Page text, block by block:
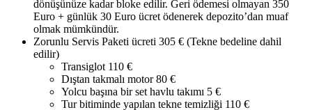
dönüşünüze kadar bloke edilir. Geri ödemesi olmayan 350
Euro + günlük 30 Euro ücret ödenerek depozito’dan muaf
olmak mümkündür.
Zorunlu Servis Paketi ücreti 305 € (Tekne bedeline dahil
edilir)
Transiglot 110 €
Dıştan takmalı motor 80 €
Yolcu başına bir set havlu takımı 5 €
Tur bitiminde yapılan tekne temizliği 110 €